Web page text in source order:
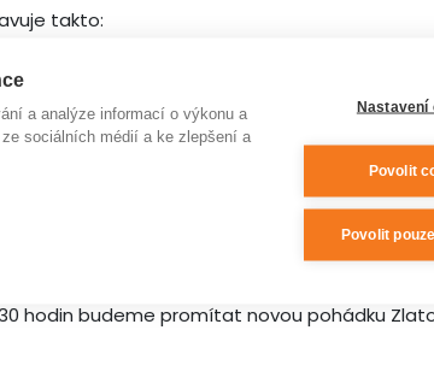
takto:
užít si můžete prodloužené večerní
srpna.
hodin budeme promítat novou pohádku
a analýze informací o výkonu a
sociálních médií a ke zlepšení a
Nastavení
Povolit
Povolit